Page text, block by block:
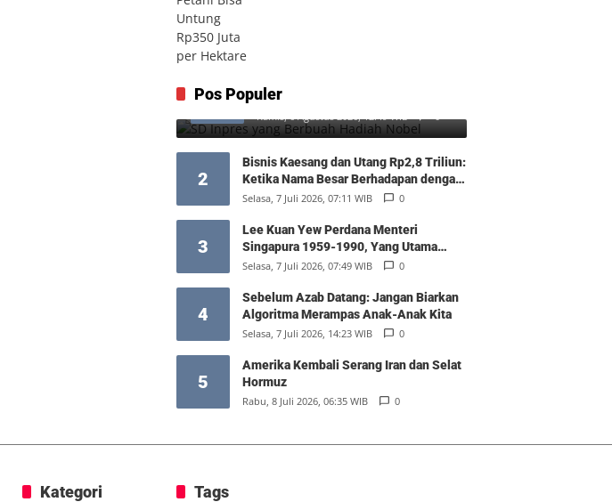
Pos Populer
1
Nobel
Kamis, 6 Agustus 2026, 12:49 WIB 0
2
Bisnis Kaesang dan Utang Rp2,8 Triliun:
Ketika Nama Besar Berhadapan dengan
Hukum Pasar
Selasa, 7 Juli 2026, 07:11 WIB 0
3
Lee Kuan Yew Perdana Menteri
Singapura 1959-1990, Yang Utama
Diantara Yang Sederajat
Selasa, 7 Juli 2026, 07:49 WIB 0
4
Sebelum Azab Datang: Jangan Biarkan
Algoritma Merampas Anak-Anak Kita
Selasa, 7 Juli 2026, 14:23 WIB 0
5
Amerika Kembali Serang Iran dan Selat
Hormuz
Rabu, 8 Juli 2026, 06:35 WIB 0
Kategori Tags